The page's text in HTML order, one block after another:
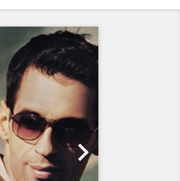

Weiter